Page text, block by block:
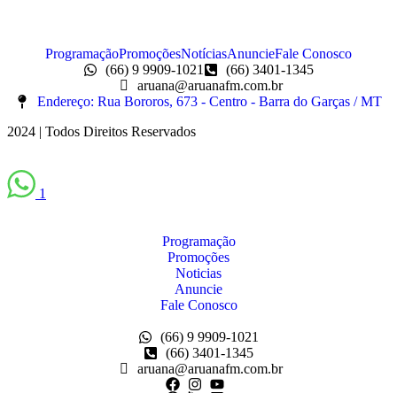
ProgramaçãoPromoçõesNotíciasAnuncieFale Conosco
(66) 9 9909-1021
(66) 3401-1345
aruana@aruanafm.com.br
Endereço: Rua Bororos, 673 - Centro - Barra do Garças / MT
2024 | Todos Direitos Reservados
1
Programação
Promoções
Noticias
Anuncie
Fale Conosco
(66) 9 9909-1021
(66) 3401-1345
aruana@aruanafm.com.br